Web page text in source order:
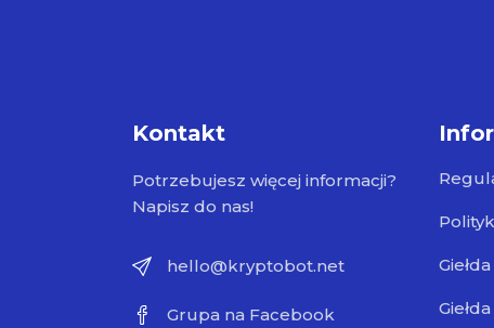
Kontakt
Potrzebujesz więcej informacji?
Napisz do nas!
hello@kryptobot.net
Grupa na Facebook